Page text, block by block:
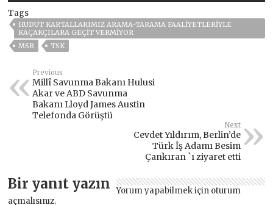
Tags
HUDUT KARTALLARIMIZ ARAMA-TARAMA FAALIYETLERIYLE
KAÇAKÇILARA GEÇIT VERMIYOR
MSB
TSK
Previous
Millî Savunma Bakanı Hulusi
Akar ve ABD Savunma
Bakanı Lloyd James Austin
Telefonda Görüştü
Next
Cevdet Yıldırım, Berlin’de
Türk İş Adamı Besim
Çankıran `ı ziyaret etti
Bir yanıt yazın Yorum yapabilmek için oturum
açmalısınız.